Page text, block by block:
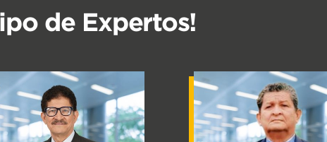
de Expertos!